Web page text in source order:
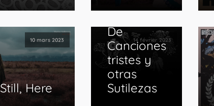
10 mars 2023
Still, Here
14 février 2023
De
Canciones
tristes y
otras
Sutilezas